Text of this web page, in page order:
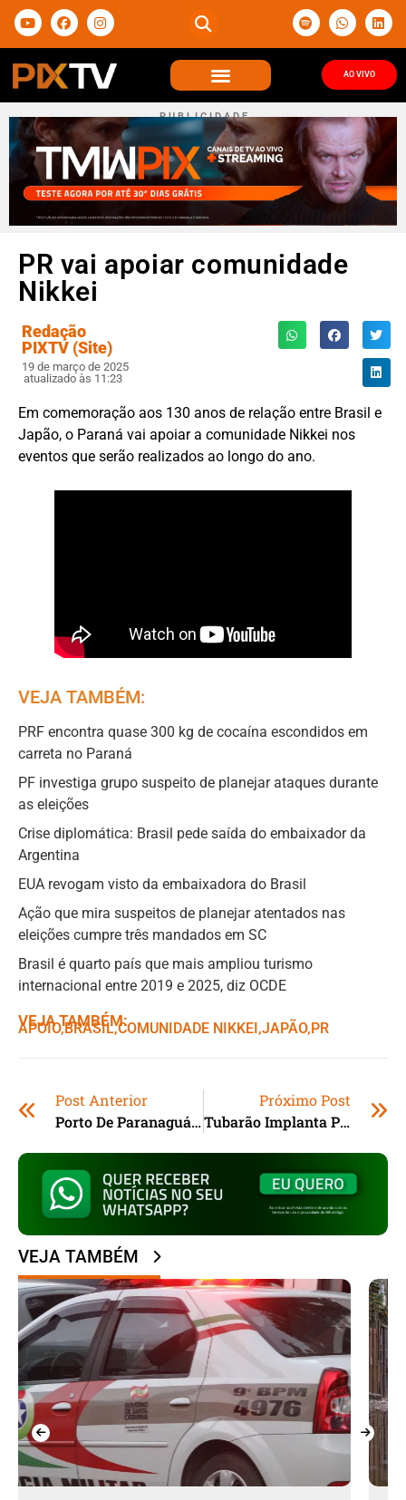
AO VIVO
P U B L I C I D A D E
PR vai apoiar comunidade
Nikkei
Redação
PIXTV (Site)
19 de março de 2025
atualizado às 11:23
Em comemoração aos 130 anos de relação entre Brasil e
Japão, o Paraná vai apoiar a comunidade Nikkei nos
eventos que serão realizados ao longo do ano.
VEJA TAMBÉM:
PRF encontra quase 300 kg de cocaína escondidos em
carreta no Paraná
PF investiga grupo suspeito de planejar ataques durante
as eleições
Crise diplomática: Brasil pede saída do embaixador da
Argentina
EUA revogam visto da embaixadora do Brasil
Ação que mira suspeitos de planejar atentados nas
eleições cumpre três mandados em SC
Brasil é quarto país que mais ampliou turismo
internacional entre 2019 e 2025, diz OCDE
VEJA TAMBÉM:
APOIO,ㅤBRASIL,ㅤCOMUNIDADE NIKKEI ,ㅤJAPÃO,ㅤ PR
Post Anterior
Porto De Paranaguá Recebe Investimento De R$ 1 Bilhão
Próximo Post
Tubarão Implanta Primeira Polícia Municipal De SC
VEJA TAMBÉM